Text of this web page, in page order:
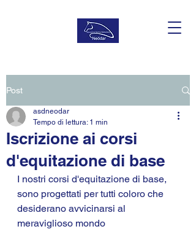
Post
Iscrizione ai corsi
d'equitazione di base
asdneodar
Tempo di lettura: 1 min
I nostri corsi d'equitazione di base,
sono progettati per tutti coloro che
desiderano avvicinarsi al
meraviglioso mondo